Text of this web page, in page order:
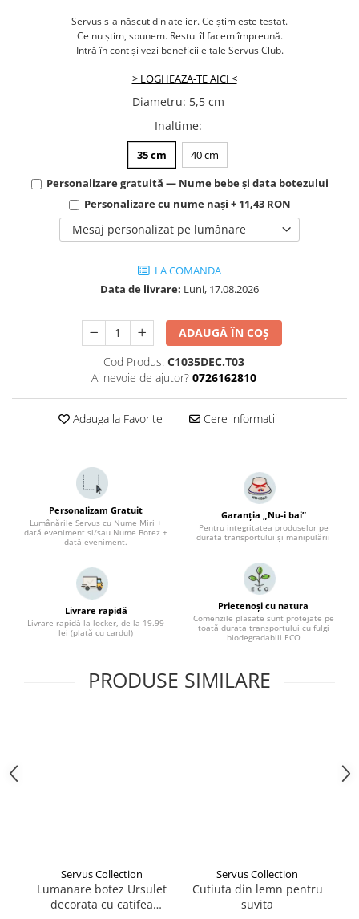
Servus s-a născut din atelier. Ce știm este testat.
Ce nu știm, spunem. Restul îl facem împreună.
Intră în cont și vezi beneficiile tale Servus Club.
> LOGHEAZA-TE AICI <
Diametru: 5,5 cm
Inaltime:
35 cm
40 cm
Personalizare gratuită — Nume bebe și data botezului
Personalizare cu nume nași + 11,43 RON
Mesaj personalizat pe lumânare
LA COMANDA
Data de livrare: Luni, 17.08.2026
ADAUGĂ ÎN COȘ
Cod Produs: C1035DEC.T03
Ai nevoie de ajutor? 0726162810
Adauga la Favorite Cere informatii
Personalizam Gratuit
Lumânările Servus cu Nume Miri +
dată eveniment si/sau Nume Botez +
dată eveniment.
Garanția „Nu-i bai”
Pentru integritatea produselor pe
durata transportului și manipulării
Livrare rapidă
Livrare rapidă la locker, de la 19.99
lei (plată cu cardul)
Prietenoși cu natura
Comenzile plasate sunt protejate pe
toată durata transportului cu fulgi
biodegradabili ECO
PRODUSE SIMILARE
Servus Collection
Lumanare botez Ursulet
decorata cu catifea
Servus Collection
Cutiuta din lemn pentru
suvita